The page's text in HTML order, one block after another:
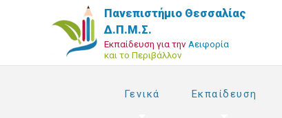
Πανεπιστήμιο Θεσσαλίας
Δ.Π.Μ.Σ.
Εκπαίδευση για την Αειφορία
και το Περιβάλλον
Γενικά Εκπαίδευση